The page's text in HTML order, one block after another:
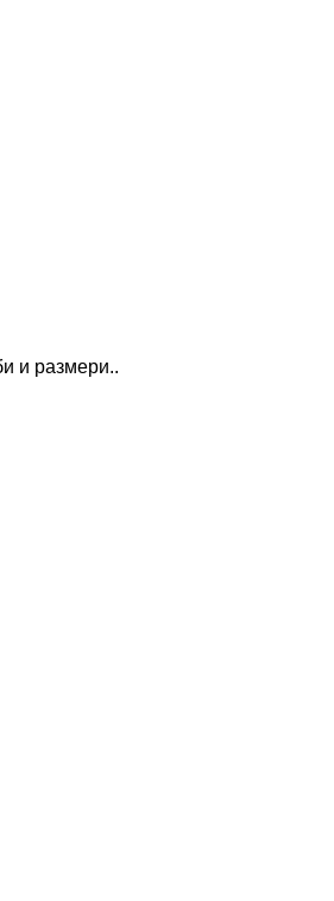
и размери..